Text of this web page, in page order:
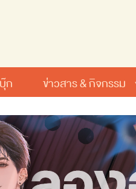
ก ข่าวสาร & กิจกรรม